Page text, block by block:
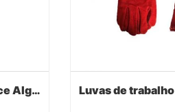
Luvas de motorista Fleece Algodão Forrado